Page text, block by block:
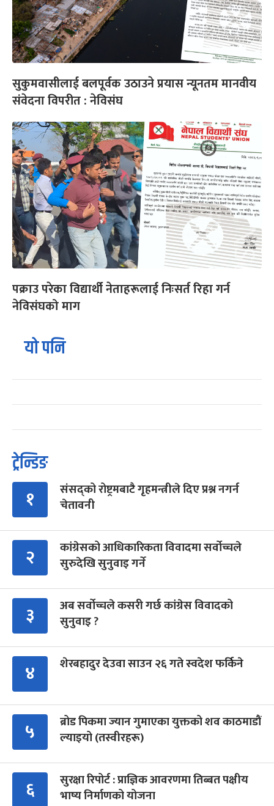
सुकुमवासीलाई बलपूर्वक उठाउने प्रयास न्यूनतम मानवीय
संवेदना विपरीत : नेविसंघ
पक्राउ परेका विद्यार्थी नेताहरूलाई निःसर्त रिहा गर्न
नेविसंघको माग
यो पनि
ट्रेन्डिङ
१
संसद्को रोष्ट्रमबाटै गृहमन्त्रीले दिए प्रश्न नगर्न
चेतावनी
२
कांग्रेसको आधिकारिकता विवादमा सर्वोच्चले
सुरुदेखि सुनुवाइ गर्ने
३
अब सर्वोच्चले कसरी गर्छ कांग्रेस विवादको
सुनुवाइ ?
४ शेरबहादुर देउवा साउन २६ गते स्वदेश फर्किने
५
ब्रोड पिकमा ज्यान गुमाएका युक्तको शव काठमाडौं
ल्याइयो (तस्वीरहरू)
६
सुरक्षा रिपोर्ट : प्राज्ञिक आवरणमा तिब्बत पक्षीय
भाष्य निर्माणको योजना